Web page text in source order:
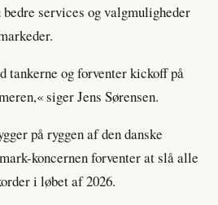
bedre services og valgmuligheder
tankerne og forventer kickoff på
siger Jens Sørensen.
på ryggen af den danske
koncernen forventer at slå alle
i løbet af 2026.